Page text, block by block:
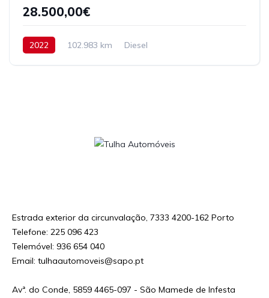
28.500,00€
2022 102.983 km Diesel
Estrada exterior da circunvalação, 7333 4200-162 Porto
Telefone: 225 096 423
Telemóvel: 936 654 040
Email: tulhaautomoveis@sapo.pt
Avª. do Conde, 5859 4465-097 - São Mamede de Infesta